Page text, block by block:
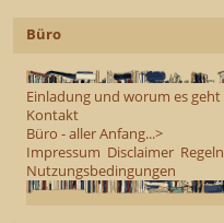
Büro
Einladung und worum es geht
Kontakt
Büro - aller Anfang...>
Impressum Disclaimer Regeln
Nutzungsbedingungen